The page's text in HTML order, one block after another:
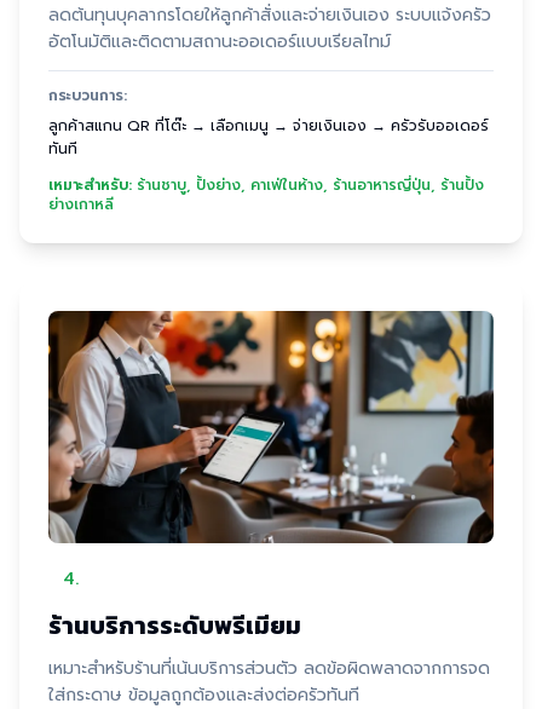
ลดต้นทุนบุคลากรโดยให้ลูกค้าสั่งและจ่ายเงินเอง ระบบแจ้งครัว
อัตโนมัติและติดตามสถานะออเดอร์แบบเรียลไทม์
กระบวนการ:
ลูกค้าสแกน QR ที่โต๊ะ → เลือกเมนู → จ่ายเงินเอง → ครัวรับออเดอร์
ทันที
เหมาะสำหรับ: ร้านชาบู, ปิ้งย่าง, คาเฟ่ในห้าง, ร้านอาหารญี่ปุ่น, ร้านปิ้ง
ย่างเกาหลี
4.
ร้านบริการระดับพรีเมียม
เหมาะสำหรับร้านที่เน้นบริการส่วนตัว ลดข้อผิดพลาดจากการจด
ใส่กระดาษ ข้อมูลถูกต้องและส่งต่อครัวทันที